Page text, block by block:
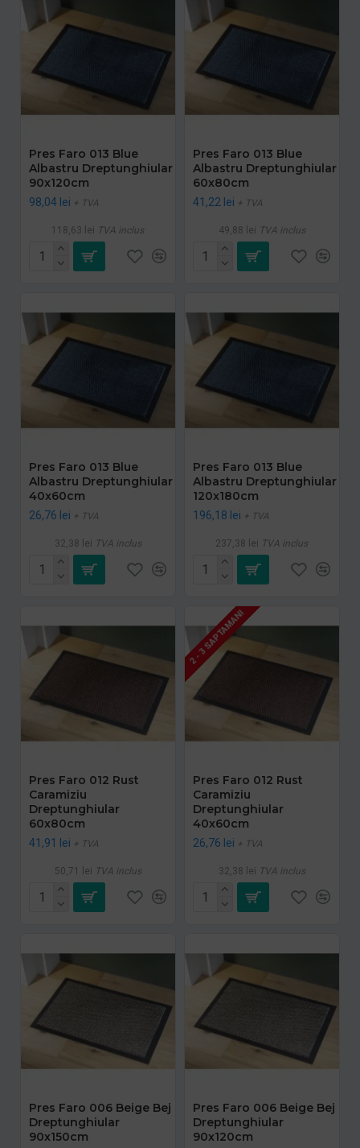
Pres Faro 013 Blue
Albastru Dreptunghiular
90x120cm
98,04 lei + TVA
118,63 lei TVA inclus
Pres Faro 013 Blue
Albastru Dreptunghiular
60x80cm
41,22 lei + TVA
49,88 lei TVA inclus
Pres Faro 013 Blue
Albastru Dreptunghiular
40x60cm
26,76 lei + TVA
32,38 lei TVA inclus
Pres Faro 013 Blue
Albastru Dreptunghiular
120x180cm
196,18 lei + TVA
237,38 lei TVA inclus
Pres Faro 012 Rust
Caramiziu
Dreptunghiular
60x80cm
41,91 lei + TVA
50,71 lei TVA inclus
2 - 3 SAPTAMANI
Pres Faro 012 Rust
Caramiziu
Dreptunghiular
40x60cm
26,76 lei + TVA
32,38 lei TVA inclus
Pres Faro 006 Beige Bej
Dreptunghiular
90x150cm
Pres Faro 006 Beige Bej
Dreptunghiular
90x120cm